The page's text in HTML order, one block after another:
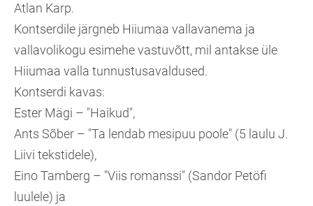
Atlan Karp.
Kontserdile järgneb Hiiumaa vallavanema ja
vallavolikogu esimehe vastuvõtt, mil antakse üle
Hiiumaa valla tunnustusavaldused.
Kontserdi kavas:
Ester Mägi – "Haikud",
Ants Sõber – "Ta lendab mesipuu poole" (5 laulu J.
Liivi tekstidele),
Eino Tamberg – "Viis romanssi" (Sandor Petöfi
luulele) ja